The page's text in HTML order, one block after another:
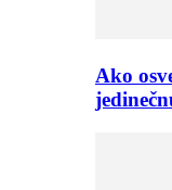
Ako